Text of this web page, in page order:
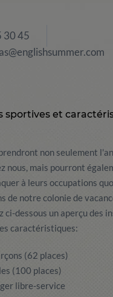
30 45
sportives et
non seulement
nous, mais pourront
à leurs occupations
de notre colonie de
ci-dessous un aperçu des
caractéristiques:
(62 places)
(100 places)
libre-service